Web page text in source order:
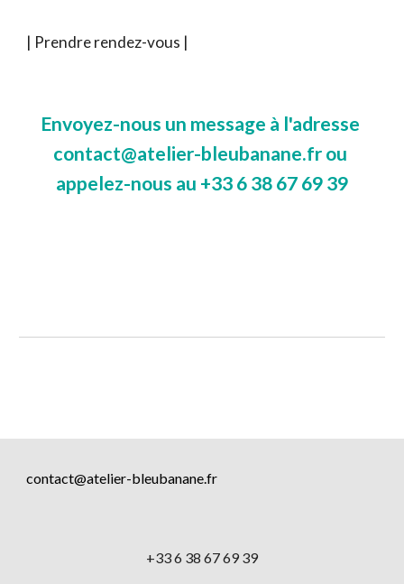
| Prendre rendez-vous |
Envoyez-nous un message à l'adresse
contact@atelier-bleubanane.frou
appelez-nous au +33 6 38 67 69 39
contact@atelier-bleubanane.fr
+33 6 38 67 69 39